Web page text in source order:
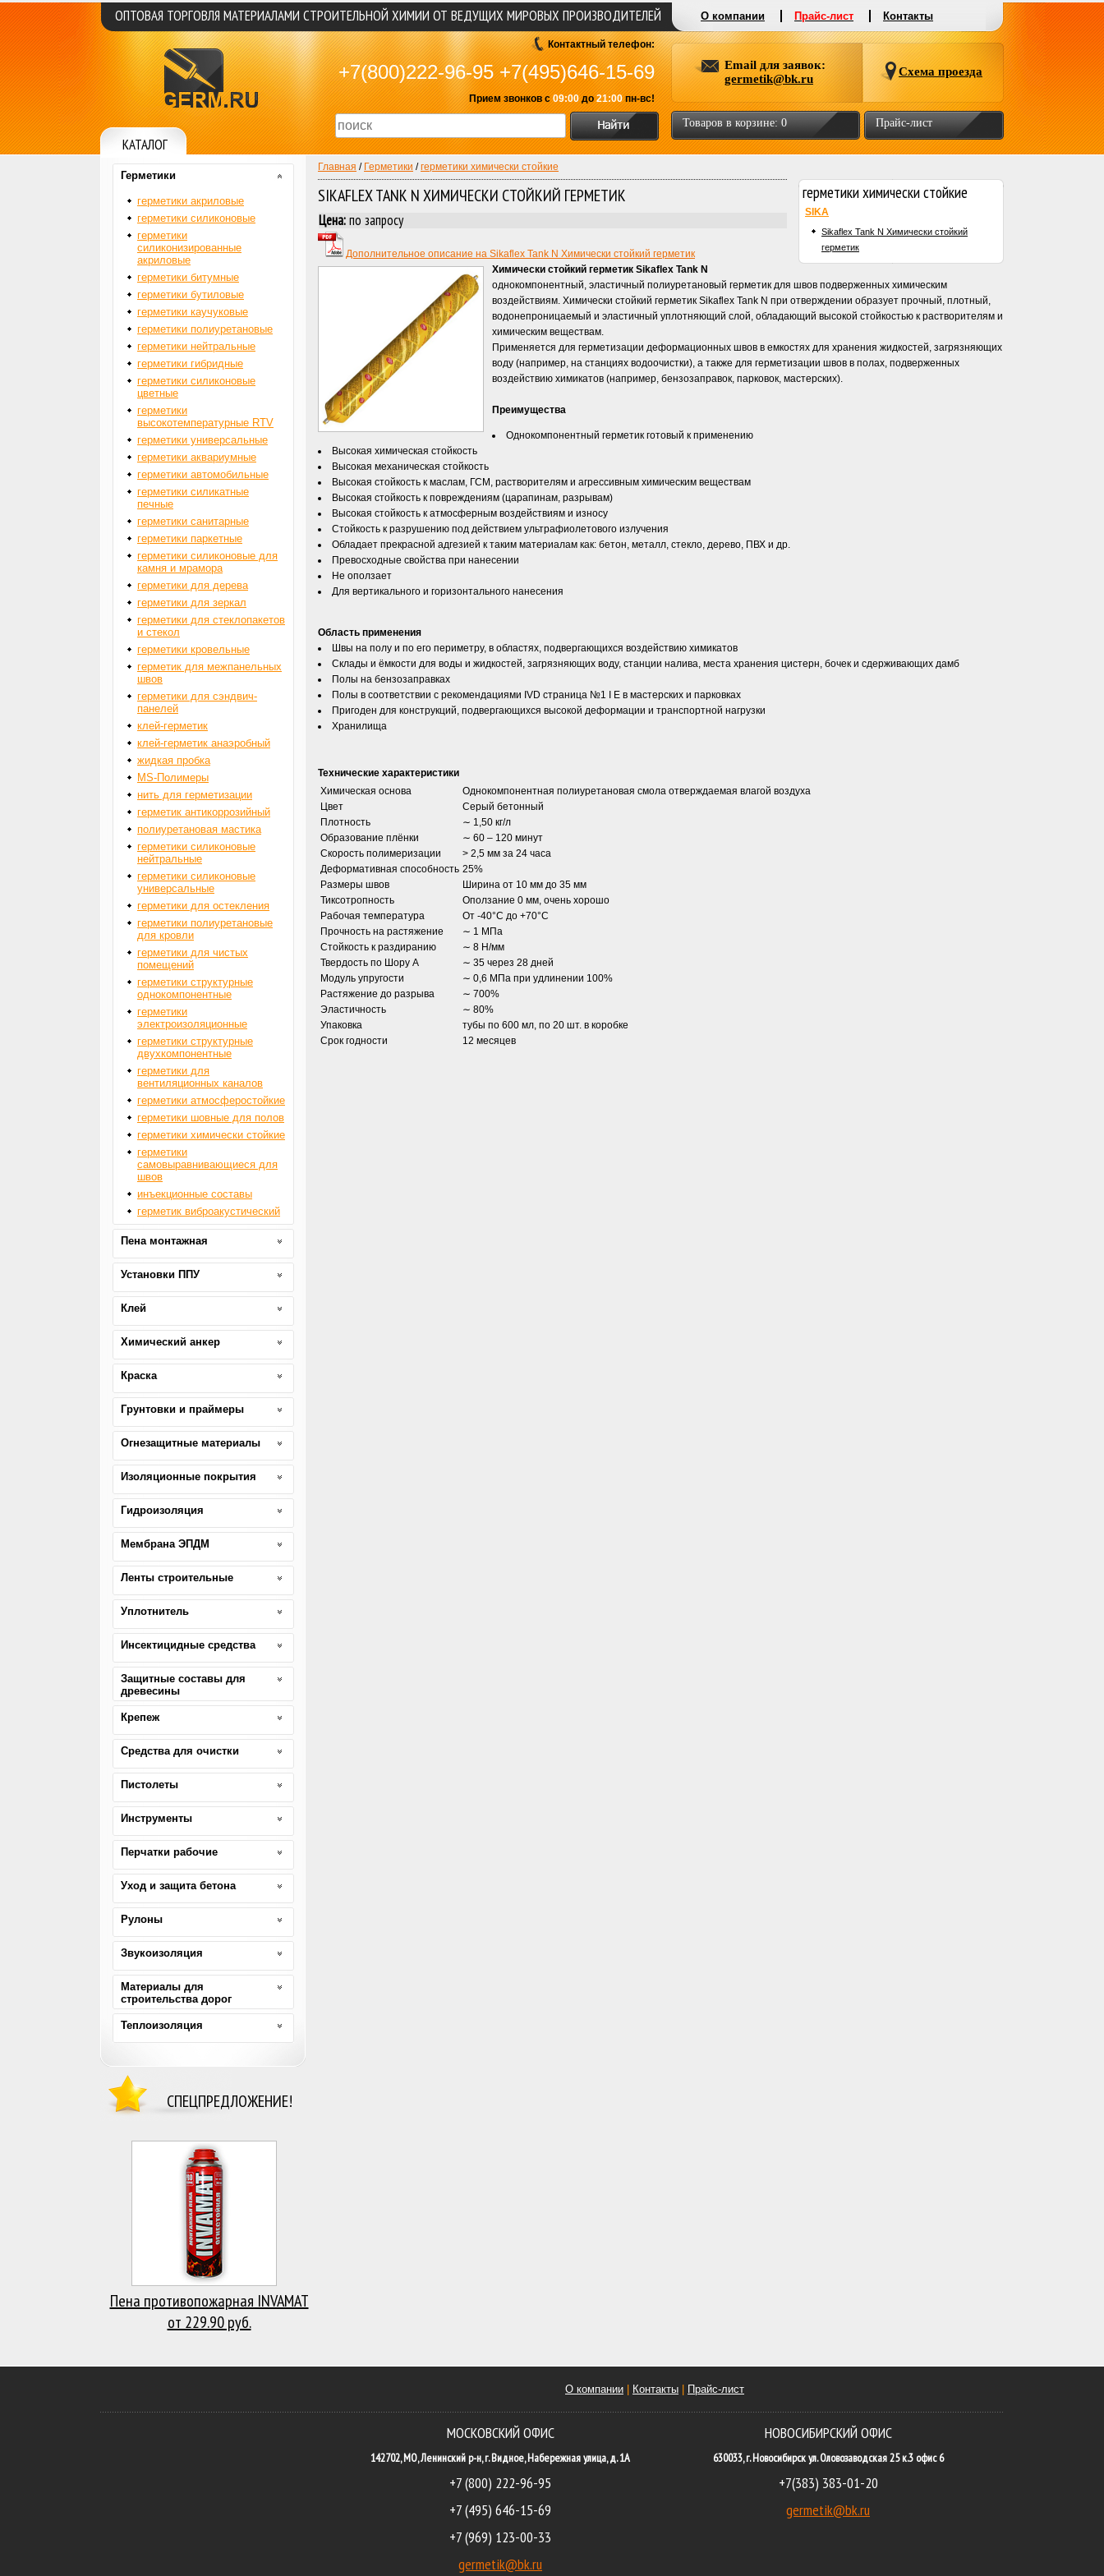
герметики химически стойкие
SIKA
Sikaflex Tank N Химически стойкий
герметик
Главная / Герметики /герметики химически стойкие
SIKAFLEX TANK N ХИМИЧЕСКИ СТОЙКИЙ ГЕРМЕТИК
Цена:по запросу
Дополнительное описание на Sikaflex Tank N Химически стойкий герметик
Химически стойкий герметик Sikaflex Tank N
однокомпонентный, эластичный полиуретановый герметик для швов подверженных химическим
воздействиям. Химически стойкий герметик Sikaflex Tank N при отверждении образует прочный, плотный,
водонепроницаемый и эластичный уплотняющий слой, обладающий высокой стойкостью к растворителям и
химическим веществам.
Применяется для герметизации деформационных швов в емкостях для хранения жидкостей, загрязняющих
воду (например, на станциях водоочистки), а также для герметизации швов в полах, подверженных
воздействию химикатов (например, бензозаправок, парковок, мастерских).
Преимущества
Однокомпонентный герметик готовый к применению
Высокая химическая стойкость
Высокая механическая стойкость
Высокая стойкость к маслам, ГСМ, растворителям и агрессивным химическим веществам
Высокая стойкость к повреждениям (царапинам, разрывам)
Высокая стойкость к атмосферным воздействиям и износу
Стойкость к разрушению под действием ультрафиолетового излучения
Обладает прекрасной адгезией к таким материалам как: бетон, металл, стекло, дерево, ПВХ и др.
Превосходные свойства при нанесении
Не оползает
Для вертикального и горизонтального нанесения
Область применения
Швы на полу и по его периметру, в областях, подвергающихся воздействию химикатов
Склады и ёмкости для воды и жидкостей, загрязняющих воду, станции налива, места хранения цистерн, бочек и сдерживающих дамб
Полы на бензозаправках
Полы в соответствии с рекомендациями IVD страница №1 I E в мастерских и парковках
Пригоден для конструкций, подвергающихся высокой деформации и транспортной нагрузки
Хранилища
Технические характеристики
Химическая основа
Цвет
Плотность
Образование плёнки
Скорость полимеризации
Деформативная способность
Размеры швов
Тиксотропность
Рабочая температура
Прочность на растяжение
Стойкость к раздиранию
Твердость по Шору А
Модуль упругости
Растяжение до разрыва
Эластичность
Упаковка
Срок годности
Однокомпонентная полиуретановая смола отверждаемая влагой воздуха
Серый бетонный
∼ 1,50 кг/л
∼ 60 – 120 минут
> 2,5 мм за 24 часа
25%
Ширина от 10 мм до 35 мм
Оползание 0 мм, очень хорошо
От -40°C до +70°C
∼ 1 МПа
∼ 8 Н/мм
∼ 35 через 28 дней
∼ 0,6 МПа при удлинении 100%
∼ 700%
∼ 80%
тубы по 600 мл, по 20 шт. в коробке
12 месяцев
Герметики
герметики акриловые
герметики силиконовые
герметики
силиконизированные
акриловые
герметики битумные
герметики бутиловые
герметики каучуковые
герметики полиуретановые
герметики нейтральные
герметики гибридные
герметики силиконовые
цветные
герметики
высокотемпературные RTV
герметики универсальные
герметики аквариумные
герметики автомобильные
герметики силикатные
печные
герметики санитарные
герметики паркетные
герметики силиконовые для
камня и мрамора
герметики для дерева
герметики для зеркал
герметики для стеклопакетов
и стекол
герметики кровельные
герметик для межпанельных
швов
герметики для сэндвич-
панелей
клей-герметик
клей-герметик анаэробный
жидкая пробка
MS-Полимеры
нить для герметизации
герметик антикоррозийный
полиуретановая мастика
герметики силиконовые
нейтральные
герметики силиконовые
универсальные
герметики для остекления
герметики полиуретановые
для кровли
герметики для чистых
помещений
герметики структурные
однокомпонентные
герметики
электроизоляционные
герметики структурные
двухкомпонентные
герметики для
вентиляционных каналов
герметики атмосферостойкие
герметики шовные для полов
герметики химически стойкие
герметики
самовыравнивающиеся для
швов
инъекционные составы
герметик виброакустический
Пена монтажная
Установки ППУ
Клей
Химический анкер
Краска
Грунтовки и праймеры
Огнезащитные материалы
Изоляционные покрытия
Гидроизоляция
Мембрана ЭПДМ
Ленты строительные
Уплотнитель
Инсектицидные средства
Защитные составы для
древесины
Крепеж
Средства для очистки
Пистолеты
Инструменты
Перчатки рабочие
Уход и защита бетона
Рулоны
Звукоизоляция
Материалы для
строительства дорог
Теплоизоляция
СПЕЦПРЕДЛОЖЕНИЕ!
Пена противопожарная INVAMAT
от 229.90 руб.
О компании Контакты Прайс-лист
МОСКОВСКИЙ ОФИС
142702, МО, Ленинский р-н, г. Видное, Набережная улица, д. 1А
+7 (800) 222-96-95
+7 (495) 646-15-69
+7 (969) 123-00-33
germetik@bk.ru
НОВОСИБИРСКИЙ ОФИС
630033, г. Новосибирск ул. Оловозаводская 25 к.3 офис 6
+7(383) 383-01-20
germetik@bk.ru
ОПТОВАЯ ТОРГОВЛЯ МАТЕРИАЛАМИ СТРОИТЕЛЬНОЙ ХИМИИ ОТ ВЕДУЩИХ МИРОВЫХ ПРОИЗВОДИТЕЛЕЙ О компании Прайс-лист Контакты
КАТАЛОГ
Контактный телефон:
+7(800)222-96-95 +7(495)646-15-69
Прием звонков с09:00до21:00пн-вс!
Email для заявок:
germetik@bk.ru
Схема проезда
Товаров в корзине: 0 Прайс-лист